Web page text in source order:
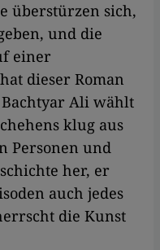
überstürzen sich,
und die
einer
dieser Roman
Bachtyar Ali wählt
klug aus
Personen und
her, er
auch jedes
die Kunst